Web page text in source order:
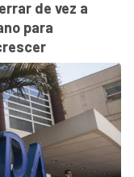
de vez a
para